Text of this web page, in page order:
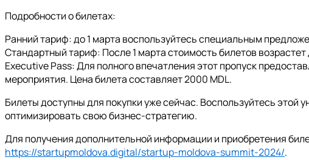
Подробности о билетах:
Ранний тариф: до 1 марта воспользуйтесь специальным
Стандартный тариф: После 1 марта стоимость билетов возрастет
Executive Pass: Для полного впечатления этот пропуск
мероприятия. Цена билета составляет 2000 MDL.
Билеты доступны для покупки уже сейчас. Воспользуйтесь
оптимизировать свою бизнес-стратегию.
Для получения дополнительной информации и приобретения
https://startupmoldova.digital/startup-moldova-summit-2024/.